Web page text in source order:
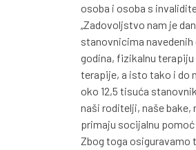
osoba i osoba s
„Zadovoljstvo nam je
stanovnicima
godina, fizikalnu
terapije, a isto tako i do
oko 12,5 tisuća
naši roditelji, naše
primaju socijalnu
Zbog toga osiguravamo